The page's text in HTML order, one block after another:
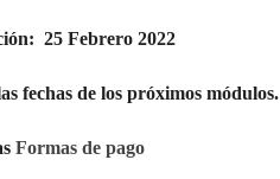
25 Febrero 2022
fechas de los próximos módulos.
Formas de pago